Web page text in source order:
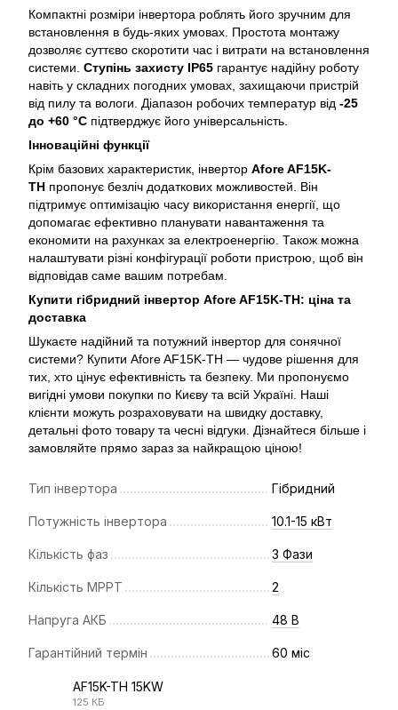
Компактні розміри інвертора роблять його зручним для
встановлення в будь-яких умовах. Простота монтажу
дозволяє суттєво скоротити час і витрати на встановлення
системи. Ступінь захисту IP65 гарантує надійну роботу
навіть у складних погодних умовах, захищаючи пристрій
від пилу та вологи. Діапазон робочих температур від -25
до +60 °C підтверджує його універсальність.
Інноваційні функції
Крім базових характеристик, інвертор Afore AF15K-
TH пропонує безліч додаткових можливостей. Він
підтримує оптимізацію часу використання енергії, що
допомагає ефективно планувати навантаження та
економити на рахунках за електроенергію. Також можна
налаштувати різні конфігурації роботи пристрою, щоб він
відповідав саме вашим потребам.
Купити гібридний інвертор Afore AF15K-TH: ціна та
доставка
Шукаєте надійний та потужний інвертор для сонячної
системи? Купити Afore AF15K-TH — чудове рішення для
тих, хто цінує ефективність та безпеку. Ми пропонуємо
вигідні умови покупки по Києву та всій Україні. Наші
клієнти можуть розраховувати на швидку доставку,
детальні фото товару та чесні відгуки. Дізнайтеся більше і
замовляйте прямо зараз за найкращою ціною!
Тип інвертора Гібридний
Потужність інвертора 10.1-15 кВт
Кількість фаз 3 Фази
Кількість МРРТ 2
Напруга АКБ 48 В
Гарантійний термін 60 міс
AF15K-TH 15KW
125 КБ